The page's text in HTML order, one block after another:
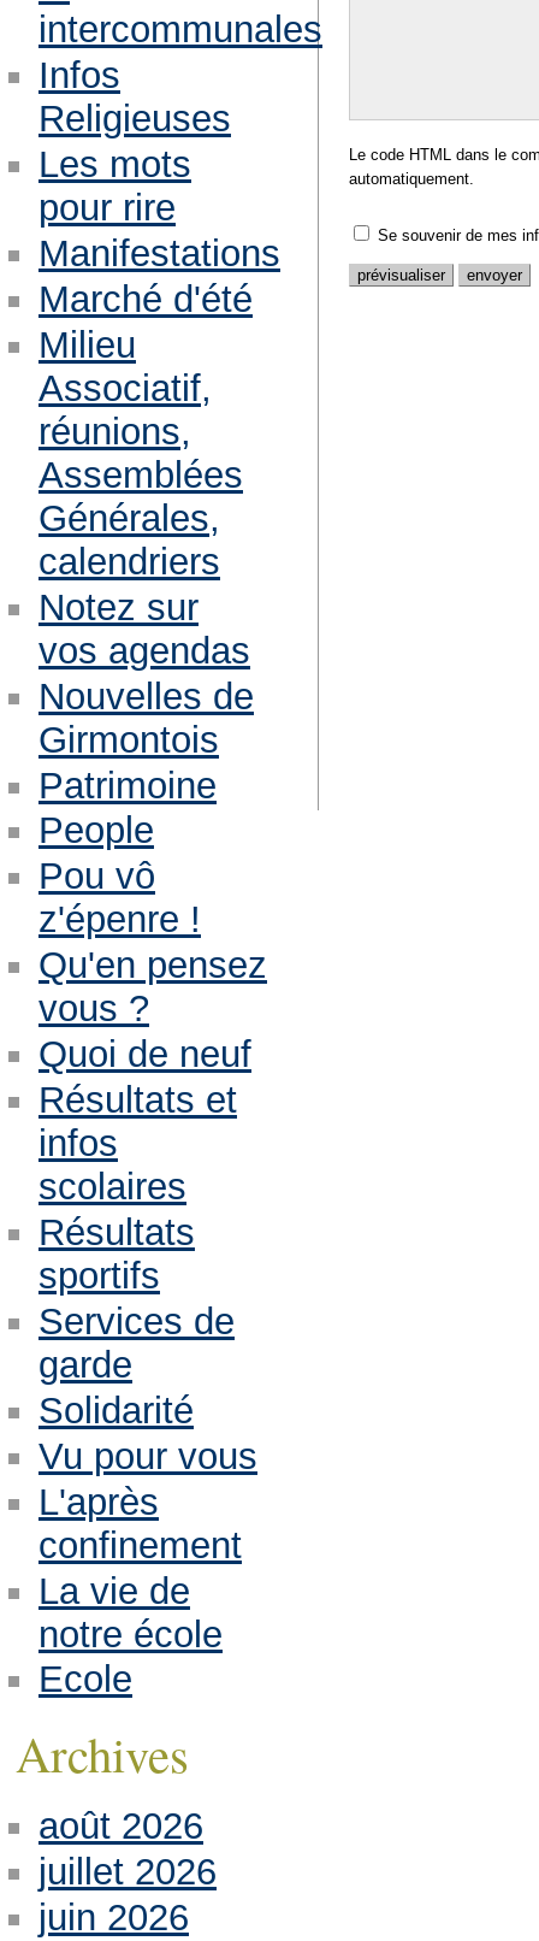
Le code HTML dans le
automatiquement.
Se souvenir de mes
intercommunales
Infos
Religieuses
Les mots
pour rire
Manifestations
Marché d'été
Milieu
Associatif,
réunions,
Assemblées
Générales,
calendriers
Notez sur
vos agendas
Nouvelles de
Girmontois
Patrimoine
People
Pou vô
z'épenre !
Qu'en pensez
vous ?
Quoi de neuf
Résultats et
infos
scolaires
Résultats
sportifs
Services de
garde
Solidarité
Vu pour vous
L'après
confinement
La vie de
notre école
Ecole
Archives
août 2026
juillet 2026
juin 2026